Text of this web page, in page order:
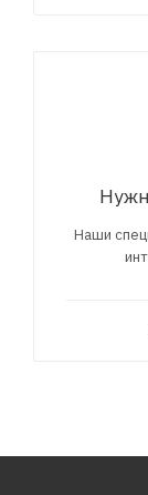
Наши